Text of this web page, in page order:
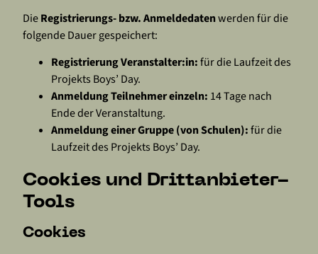
DieRegistrierungs- bzw. Anmeldedatenwerden für die
folgende Dauer gespeichert:
Registrierung Veranstalter:in:für die Laufzeit des
Projekts Boys’ Day.
Anmeldung Teilnehmer einzeln: 14 Tage nach
Ende der Veranstaltung.
Anmeldung einer Gruppe (von Schulen):für die
Laufzeit des Projekts Boys’ Day.
Cookies und Drittanbieter-
Tools
Cookies